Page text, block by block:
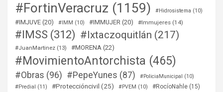
#FortinVeracruz (1159) #Hidrosistema (10)
#IMJUVE (20) #IMM (10) #IMMUJER (20) #Immujeres (14)
#IMSS (312) #Ixtaczoquitlán (217)
#JuanMartinez (13) #MORENA (22)
#MovimientoAntorchista (465)
#Obras (96) #PepeYunes (87) #PoliciaMunicipal
(10)
#Predial
(11) #Proteccióncivil (25) #PVEM (10) #RocíoNahle (15)